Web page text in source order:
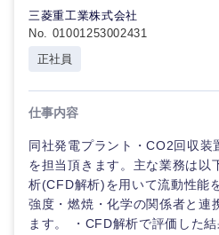
三菱重工業株式会社
No. 01001253002431
正社員
仕事内容
同社発電プラント・CO2回収装
を担当頂きます。主な業務は以
析(CFD解析)を用いて流動性能
強度・燃焼・化学の関係者と連
ます。 ・CFD解析で評価した